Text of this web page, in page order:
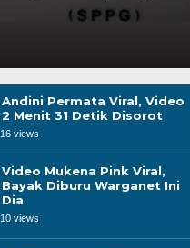
Andini Permata Viral, Video
2 Menit 31 Detik Disorot
16 views
Video Mukena Pink Viral,
Bayak Diburu Warganet Ini
Dia
10 views